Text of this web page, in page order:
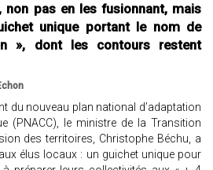
pas en les fusionnant, mais
unique portant le nom de
», dont les contours restent
du nouveau plan national d’adaptation
(PNACC), le ministre de la Transition
des territoires, Christophe Béchu, a
élus locaux : un guichet unique pour